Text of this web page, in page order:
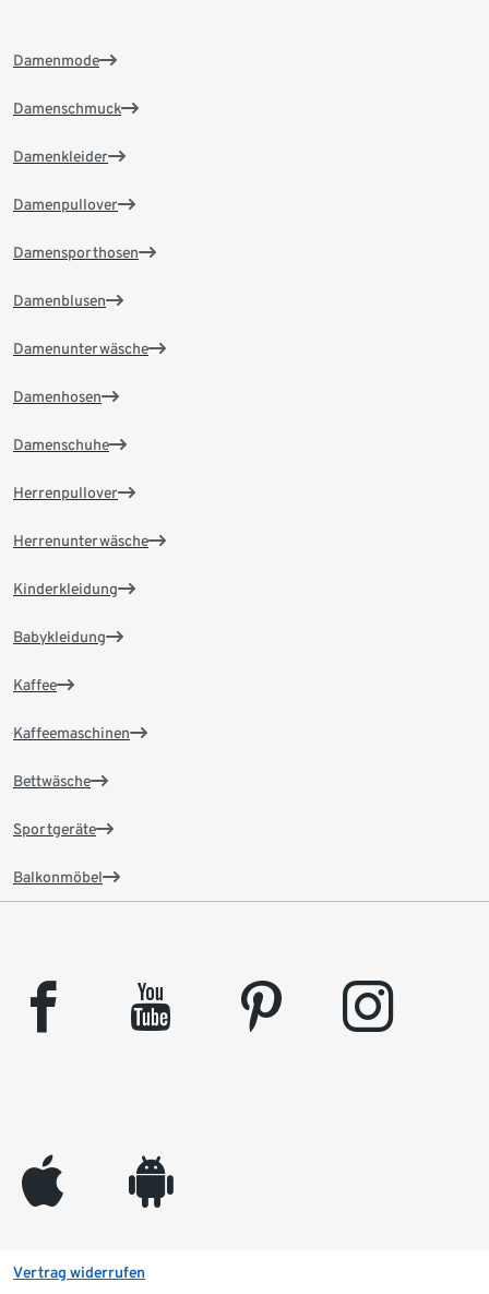
Damenmode
Damenschmuck
Damenkleider
Damenpullover
Damensporthosen
Damenblusen
Damenunterwäsche
Damenhosen
Damenschuhe
Herrenpullover
Herrenunterwäsche
Kinderkleidung
Babykleidung
Kaffee
Kaffeemaschinen
Bettwäsche
Sportgeräte
Balkonmöbel
facebook youtube pinterest instagram
appleinc android
Vertrag widerrufen